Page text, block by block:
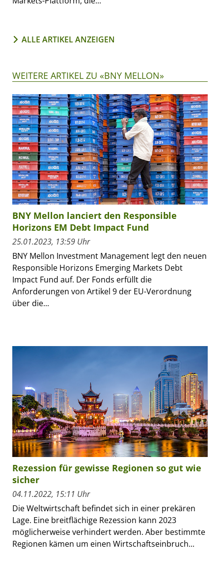
ALLE ARTIKEL ANZEIGEN
WEITERE ARTIKEL ZU «BNY MELLON»
BNY Mellon lanciert den Responsible
Horizons EM Debt Impact Fund
25.01.2023, 13:59 Uhr
BNY Mellon Investment Management legt den neuen
Responsible Horizons Emerging Markets Debt
Impact Fund auf. Der Fonds erfüllt die
Anforderungen von Artikel 9 der EU-Verordnung
über die...
Rezession für gewisse Regionen so gut wie
sicher
04.11.2022, 15:11 Uhr
Die Weltwirtschaft befindet sich in einer prekären
Lage. Eine breitflächige Rezession kann 2023
möglicherweise verhindert werden. Aber bestimmte
Regionen kämen um einen Wirtschaftseinbruch...